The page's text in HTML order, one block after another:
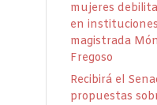
mujeres
en
magistrada
Fregoso
Recibirá el
propuestas